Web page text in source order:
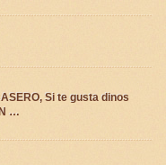
Si te gusta dinos
…